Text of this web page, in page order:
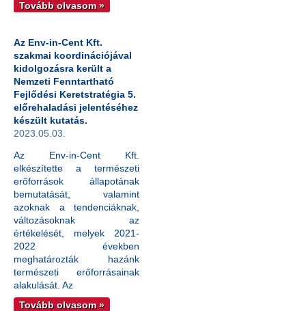
Tovább olvasom »
Az Env-in-Cent Kft.
szakmai koordinációjával
kidolgozásra került a
Nemzeti Fenntartható
Fejlődési Keretstratégia 5.
előrehaladási jelentéséhez
készült kutatás.
2023.05.03.
Az Env-in-Cent Kft.
elkészítette a természeti
erőforrások állapotának
bemutatását, valamint
azoknak a tendenciáknak,
változásoknak az
értékelését, melyek 2021-
2022 években
meghatározták hazánk
természeti erőforrásainak
alakulását. Az
Tovább olvasom »